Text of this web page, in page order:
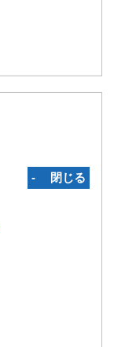
‐ 閉じる